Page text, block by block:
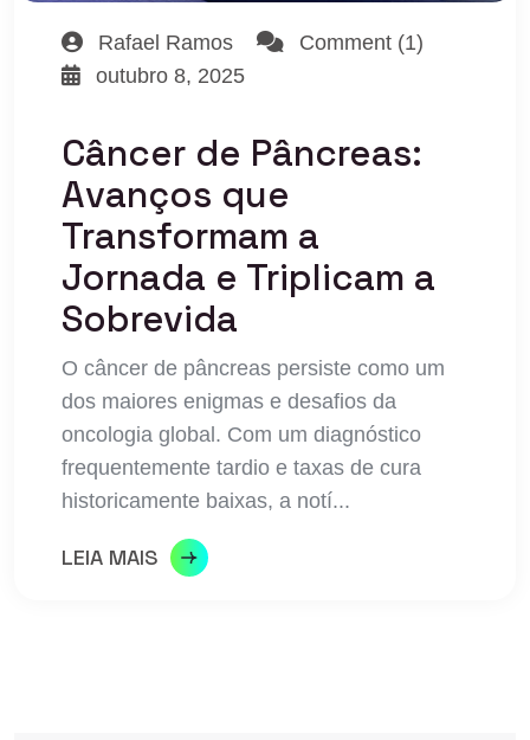
Rafael Ramos
Comment (1)
outubro 8, 2025
Câncer de Pâncreas:
Avanços que
Transformam a
Jornada e Triplicam a
Sobrevida
O câncer de pâncreas persiste como um
dos maiores enigmas e desafios da
oncologia global. Com um diagnóstico
frequentemente tardio e taxas de cura
historicamente baixas, a notí...
LEIA MAIS